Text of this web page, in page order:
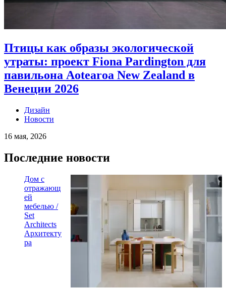
Птицы как образы экологической
утраты: проект Fiona Pardington для
павильона Aotearoa New Zealand в
Венеции 2026
Дизайн
Новости
16 мая, 2026
Последние новости
Дом с
отражающ
ей
мебелью /
Set
Architects
Архитекту
ра